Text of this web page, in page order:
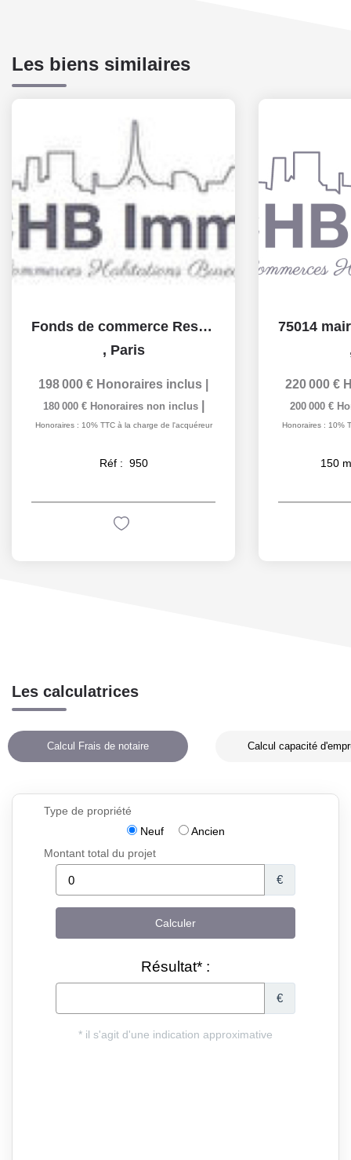
Les biens similaires
Fonds de commerce Restaurant Paris 75008
, Paris
198 000 € Honoraires inclus
180 000 € Honoraires non inclus
Honoraires : 10% TTC à la charge de l'acquéreur
Réf : 950
220 000 €
200 000 €
Honoraires : 10%
150
Les calculatrices
Calcul Frais de notaire Calcul capacité